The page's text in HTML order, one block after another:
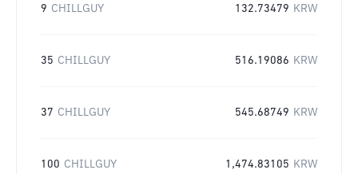
9 CHILLGUY 132.73479 KRW
35 CHILLGUY 516.19086 KRW
37 CHILLGUY 545.68749 KRW
100 CHILLGUY 1,474.83105 KRW